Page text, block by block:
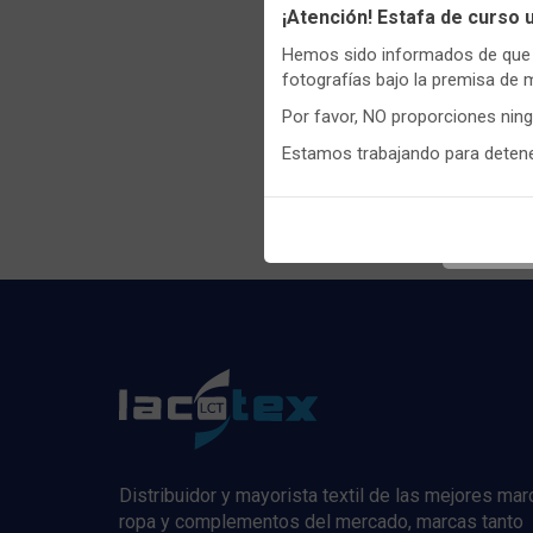
Distribuidor y mayorista textil de las mejores
ropa y complementos del mercado, marcas tanto
¡Atención! Estafa de curso
Hemos sido informados de
fotografías bajo la premisa de
Por favor, NO proporciones
Estamos trabajando para